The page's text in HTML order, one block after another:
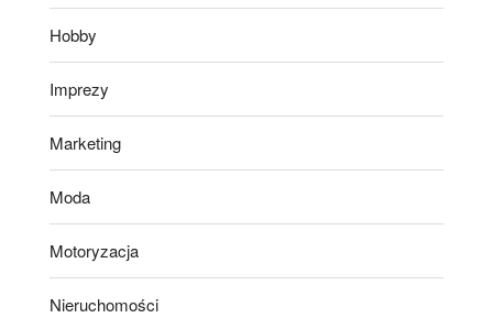
Hobby
Imprezy
Marketing
Moda
Motoryzacja
Nieruchomości